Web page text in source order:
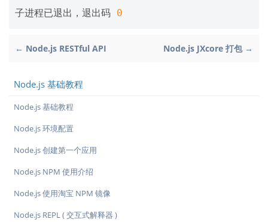
子进程已退出，退出码 0
← Node.js RESTful API Node.js JXcore 打包 →
Node.js 基础教程
Node.js 基础教程
Node.js 环境配置
Node.js 创建第一个应用
Node.js NPM 使用介绍
Node.js 使用淘宝 NPM 镜像
Node.js REPL ( 交互式解释器 )